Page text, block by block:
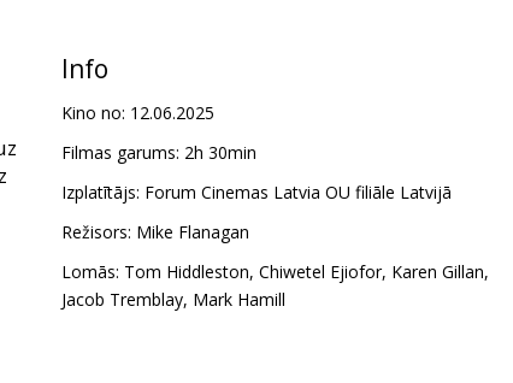
Info
Kino no: 12.06.2025
Filmas garums: 2h 30min
Izplatītājs: Forum Cinemas Latvia OU filiāle Latvijā
Režisors: Mike Flanagan
Lomās: Tom Hiddleston, Chiwetel Ejiofor, Karen Gillan,
Jacob Tremblay, Mark Hamill